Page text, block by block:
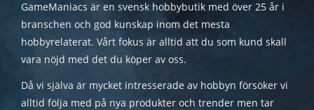
GameManiacs är en svensk hobbybutik med över 25 år i
branschen och god kunskap inom det mesta
hobbyrelaterat. Vårt fokus är alltid att du som kund skall
vara nöjd med det du köper av oss.
Då vi själva är mycket intresserade av hobbyn försöker vi
alltid följa med på nya produkter och trender men tar